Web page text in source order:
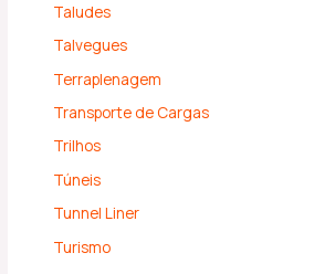
Taludes
Talvegues
Terraplenagem
Transporte de Cargas
Trilhos
Túneis
Tunnel Liner
Turismo